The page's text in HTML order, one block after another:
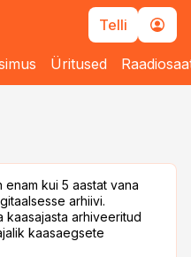
Telli
Üritused
enam kui 5 aastat vana
arhiivi.
kaasajasta arhiveeritud
kaasaegsete